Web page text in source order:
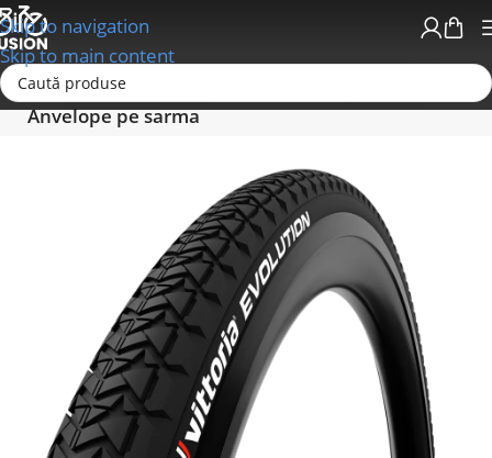
Skip to navigation
Skip to main content
Prima pagină
Anvelope pe sarma